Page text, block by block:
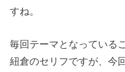
すね。
毎回テーマとなっている
紐倉のセリフですが、今